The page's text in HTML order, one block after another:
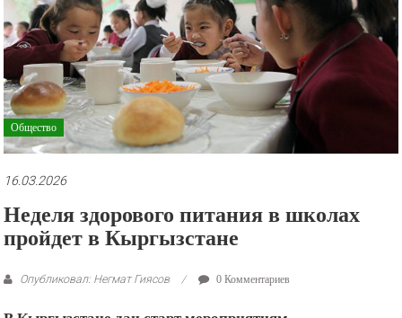
рекламные
ролики
и
презентации.
Общество
16.03.2026
Неделя здорового питания в школах
пройдет в Кыргызстане
Опубликовал: Негмат Гиясов 0 Комментариев